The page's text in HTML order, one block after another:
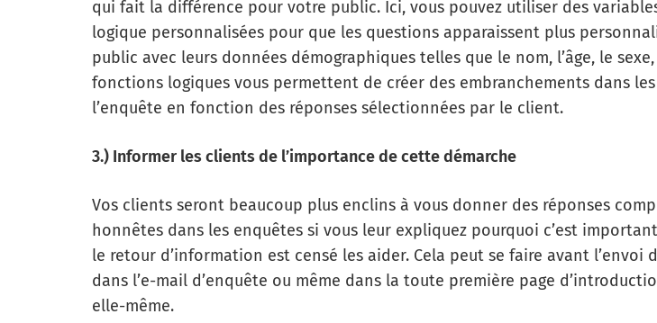
qui fait la différence pour votre public. Ici, vous pouvez utiliser des
logique personnalisées pour que les questions apparaissent plus
public avec leurs données démographiques telles que le nom, l’âge, le
fonctions logiques vous permettent de créer des embranchements dans
l’enquête en fonction des réponses sélectionnées par le client.
3.) Informer les clients de l’importance de cette démarche
Vos clients seront beaucoup plus enclins à vous donner des réponses
honnêtes dans les enquêtes si vous leur expliquez pourquoi c’est
le retour d’information est censé les aider. Cela peut se faire avant l’envoi
dans l’e-mail d’enquête ou même dans la toute première page
elle-même.